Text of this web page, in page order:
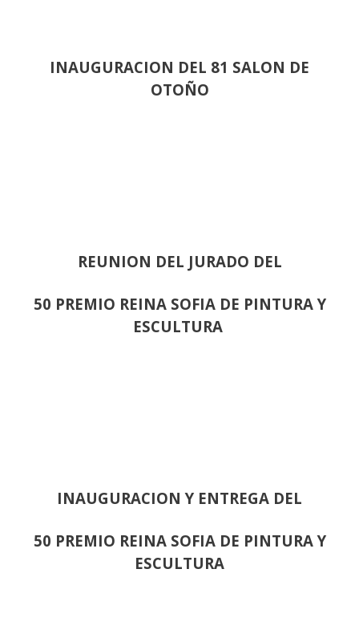
INAUGURACION DEL 81 SALON DE
OTOÑO
REUNION DEL JURADO DEL
50 PREMIO REINA SOFIA DE PINTURA Y
ESCULTURA
INAUGURACION Y ENTREGA DEL
50 PREMIO REINA SOFIA DE PINTURA Y
ESCULTURA